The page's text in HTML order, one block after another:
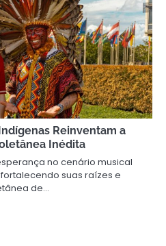
Reinventam a
Inédita
no cenário musical
suas raízes e
de…